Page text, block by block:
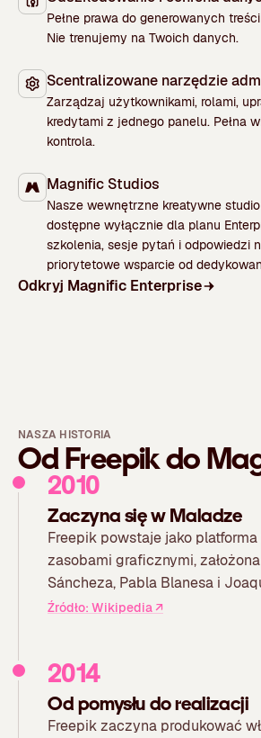
Pełne prawa do generowanych
Nie trenujemy na Twoich danych.
Scentralizowane narzędzie
Zarządzaj użytkownikami, rolami,
kredytami z jednego panelu. Pełna
kontrola.
Magnific Studios
Nasze wewnętrzne kreatywne
dostępne wyłącznie dla planu
szkolenia, sesje pytań i odpowiedzi
priorytetowe wsparcie od
Odkryj Magnific Enterprise
NASZA HISTORIA
Od Freepik do
2010
Zaczyna się w Maladze
Freepik powstaje jako
zasobami graficznymi,
Sáncheza, Pabla Blanesa i
Źródło: Wikipedia↗
2014
Od pomysłu do realizacji
Freepik zaczyna produkować